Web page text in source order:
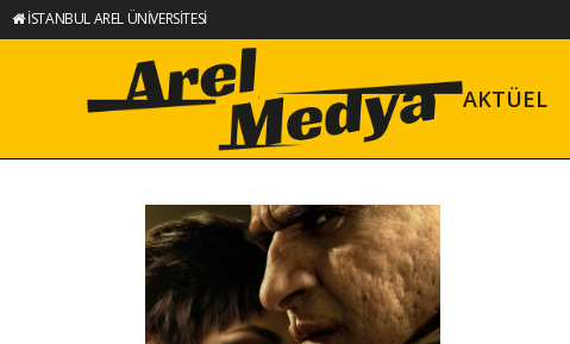
İSTANBUL AREL ÜNİVERSİTESİ
AKTÜEL